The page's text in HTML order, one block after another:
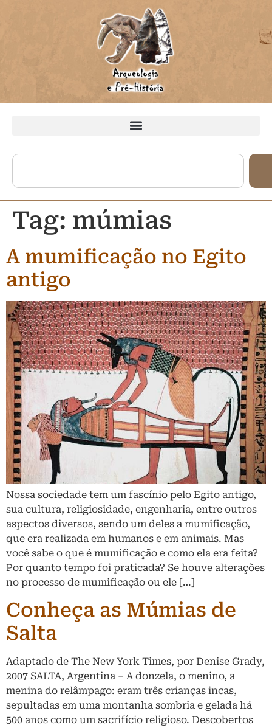
Tag: múmias
A mumificação no Egito
antigo
Nossa sociedade tem um fascínio pelo Egito antigo,
sua cultura, religiosidade, engenharia, entre outros
aspectos diversos, sendo um deles a mumificação,
que era realizada em humanos e em animais. Mas
você sabe o que é mumificação e como ela era feita?
Por quanto tempo foi praticada? Se houve alterações
no processo de mumificação ou ele […]
Conheça as Múmias de
Salta
Adaptado de The New York Times, por Denise Grady,
2007 SALTA, Argentina – A donzela, o menino, a
menina do relâmpago: eram três crianças incas,
sepultadas em uma montanha sombria e gelada há
500 anos como um sacrifício religioso. Descobertos